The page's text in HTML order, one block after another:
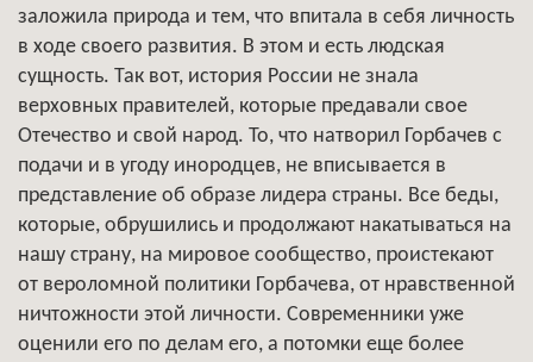
заложила природа и тем, что впитала в себя личность
в ходе своего развития. В этом и есть людская
сущность. Так вот, история России не знала
верховных правителей, которые предавали свое
Отечество и свой народ. То, что натворил Горбачев с
подачи и в угоду инородцев, не вписывается в
представление об образе лидера страны. Все беды,
которые, обрушились и продолжают накатываться на
нашу страну, на мировое сообщество, проистекают
от вероломной политики Горбачева, от нравственной
ничтожности этой личности. Современники уже
оценили его по делам его, а потомки еще более